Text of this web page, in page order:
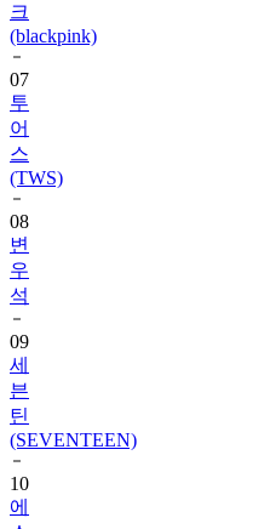
크
(blackpink)
07
투
어
스
(TWS)
08
변
우
석
09
세
븐
틴
(SEVENTEEN)
10
에